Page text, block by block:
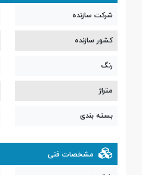
شرکت سازنده
کشور سازنده
رنگ
متراژ
بسته بندی
مشخصات فنی